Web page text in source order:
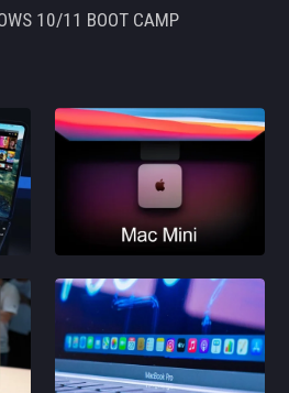
10/11 BOOT CAMP